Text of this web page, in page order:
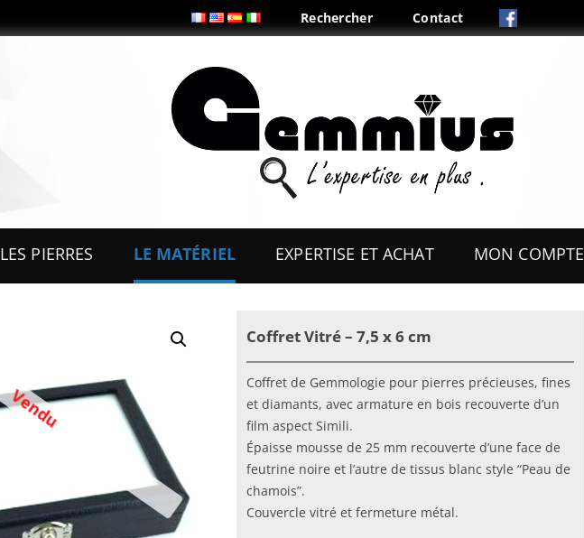
Rechercher Contact
au
contenu
LES PIERRES
MINÉRAUX & CRISTAUX
LE MATÉRIEL
COFFRETS & PRÉSENTOIRS
BOITES & PLIS
EXPERTISE ET ACHAT MON COMPTE
Vendu
Coffret Vitré – 7,5 x 6 cm
Coffret de Gemmologie pour pierres précieuses, fines
et diamants, avec armature en bois recouverte d’un
film aspect Simili.
Épaisse mousse de 25 mm recouverte d’une face de
feutrine noire et l’autre de tissus blanc style “Peau de
chamois”.
Couvercle vitré et fermeture métal.